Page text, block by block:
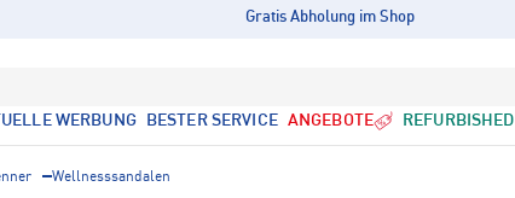
Gratis Abholung im Shop
WERBUNG BESTER SERVICE ANGEBOTE REFURBISHED
Wellnesssandalen